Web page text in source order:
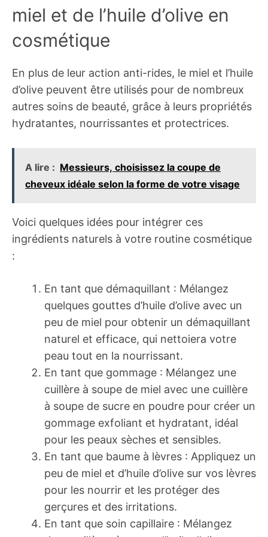
miel et de l’huile d’olive en
cosmétique
En plus de leur action anti-rides, le miel et l’huile
d’olive peuvent être utilisés pour de nombreux
autres soins de beauté, grâce à leurs propriétés
hydratantes, nourrissantes et protectrices.
A lire : Messieurs, choisissez la coupe de
cheveux idéale selon la forme de votre visage
Voici quelques idées pour intégrer ces
ingrédients naturels à votre routine cosmétique
:
En tant que démaquillant : Mélangez
quelques gouttes d’huile d’olive avec un
peu de miel pour obtenir un démaquillant
naturel et efficace, qui nettoiera votre
peau tout en la nourrissant.
En tant que gommage : Mélangez une
cuillère à soupe de miel avec une cuillère
à soupe de sucre en poudre pour créer un
gommage exfoliant et hydratant, idéal
pour les peaux sèches et sensibles.
En tant que baume à lèvres : Appliquez un
peu de miel et d’huile d’olive sur vos lèvres
pour les nourrir et les protéger des
gerçures et des irritations.
En tant que soin capillaire : Mélangez